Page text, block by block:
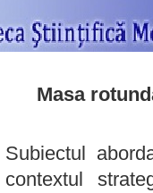
Masa
Subiectul
contextul